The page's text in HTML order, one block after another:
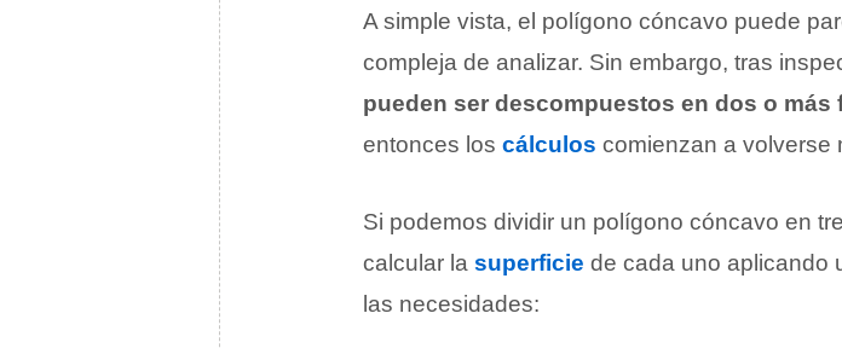
A simple vista, el polígono cóncavo puede
compleja de analizar. Sin embargo, tras
pueden ser descompuestos en dos o
entonces los cálculos comienzan a volverse
Si podemos dividir un polígono cóncavo en
calcular la superficie de cada uno aplicando
las necesidades: